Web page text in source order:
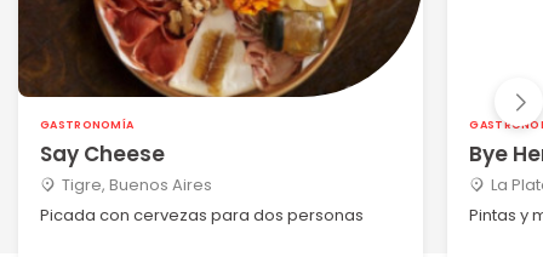
GASTRONOMÍA
Say Cheese
Tigre, Buenos Aires
Picada con cervezas para dos personas
Bye
La
Pintas y